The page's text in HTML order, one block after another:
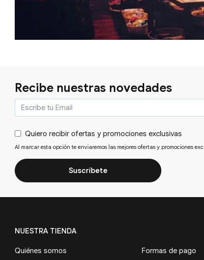
Recibe nuestras novedades
Quiero recibir ofertas y promociones exclusivas
Al marcar esta opción te enviaremos las mejores ofertas y promociones
Suscríbete
NUESTRA TIENDA
Quiénes somos Formas de pago